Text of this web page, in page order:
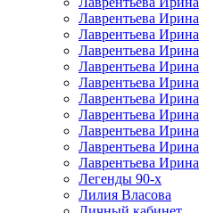
Лаврентьева Ирина
Лаврентьева Ирина
Лаврентьева Ирина
Лаврентьева Ирина
Лаврентьева Ирина
Лаврентьева Ирина
Лаврентьева Ирина
Лаврентьева Ирина
Лаврентьева Ирина
Лаврентьева Ирина
Легенды 90-х
Лилия Власова